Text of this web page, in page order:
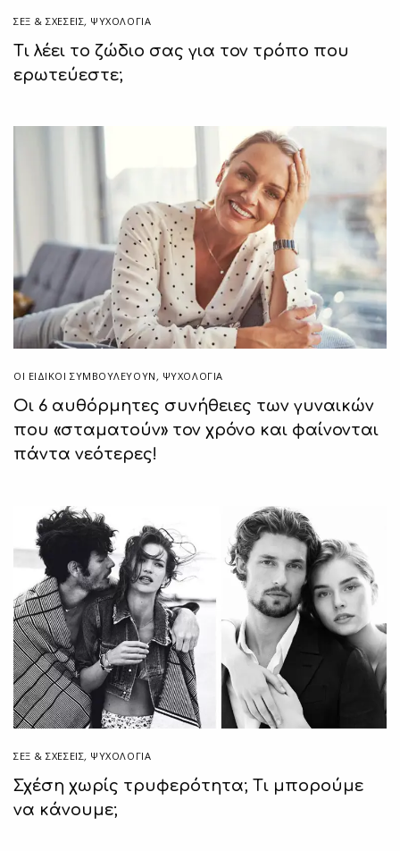
ΣΕΞ & ΣΧΈΣΕΙΣ, ΨΥΧΟΛΟΓΙΑ
Τι λέει το ζώδιο σας για τον τρόπο που
ερωτεύεστε;
ΟΙ ΕΙΔΙΚΟΊ ΣΥΜΒΟΥΛΕΎΟΥΝ , ΨΥΧΟΛΟΓΙΑ
Οι 6 αυθόρμητες συνήθειες των γυναικών
που «σταματούν» τον χρόνο και φαίνονται
πάντα νεότερες!
ΣΕΞ & ΣΧΈΣΕΙΣ, ΨΥΧΟΛΟΓΙΑ
Σχέση χωρίς τρυφερότητα; Τι μπορούμε
να κάνουμε;